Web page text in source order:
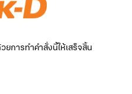
การทำคำสั่งนี้ให้เสร็จสิ้น